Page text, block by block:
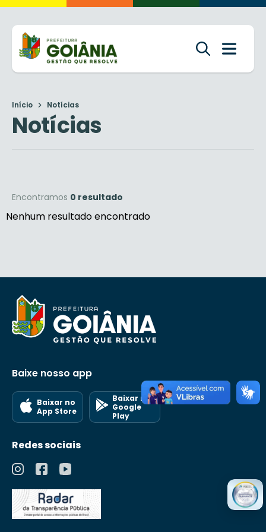
Início Notícias
Notícias
Encontramos 0 resultado
Nenhum resultado encontrado
Baixe nosso app
Baixar no
App Store
Baixar no
Google
Play
Redes sociais